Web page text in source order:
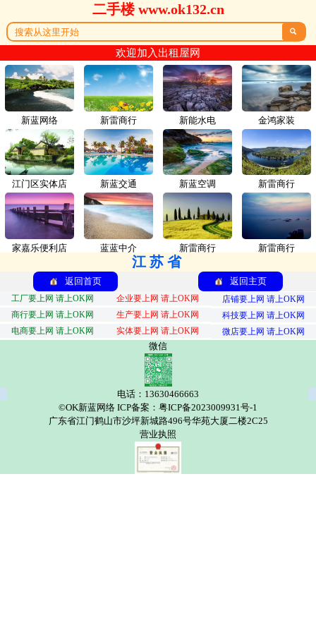
二手楼 www.ok132.cn

欢迎加入出租屋网
新蓝网络 新雷商行
江门区实体店 新蓝交通
家嘉乐便利店 蓝蓝中介
新能水电 金鸿家装
新蓝空调 新雷商行
新雷商行 新雷商行
江苏省
返回首页 返回主页
工厂要上网 请上OK网 企业要上网 请上OK网
店铺要上网 请上OK网
商行要上网 请上OK网
生产要上网 请上OK网
科技要上网 请上OK网
电商要上网 请上OK网
实体要上网 请上OK网 微店要上网 请上OK网
微信
电话：13630466663
©OK新蓝网络 ICP备案：粤ICP备2023009931号-1
广东省江门鹤山市沙坪新城路496号华苑大厦二楼2C25
营业执照